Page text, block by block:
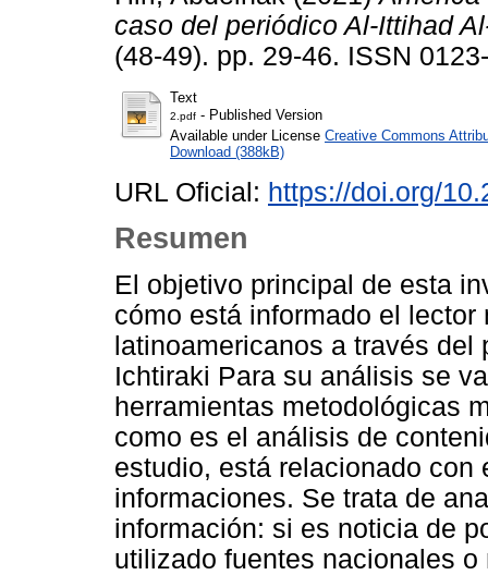
caso del periódico Al-Ittihad
(48-49). pp. 29-46. ISSN
Text
2.pdf - Published Version
Available under License Creative Commons
Download (388kB)
URL Oficial: https://doi.org/
Resumen
El objetivo principal de esta
cómo está informado el
latinoamericanos a través del
Ichtiraki Para su análisis se
herramientas metodológicas
como es el análisis de
estudio, está relacionado
informaciones. Se trata de
información: si es noticia de
utilizado fuentes nacionales o